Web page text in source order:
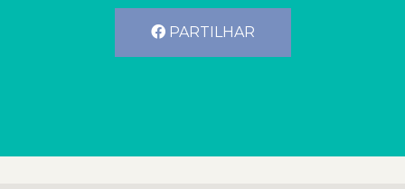
PARTILHAR